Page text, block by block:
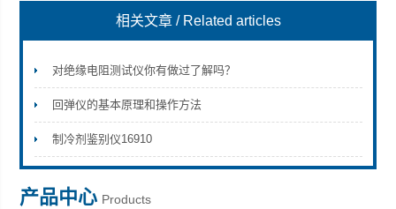
深圳市深博瑞仪器仪表有限公司
相关文章 / Related articles
对绝缘电阻测试仪你有做过了解吗？
回弹仪的基本原理和操作方法
制冷剂鉴别仪16910
产品中心 Products